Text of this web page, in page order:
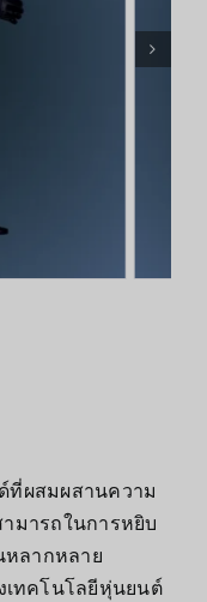
ที่ผสมผสานความ
มารถในการหยิบ
หลากหลาย
ทคโนโลยีหุ่นยนต์